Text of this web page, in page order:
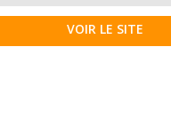
VOIR LE SITE